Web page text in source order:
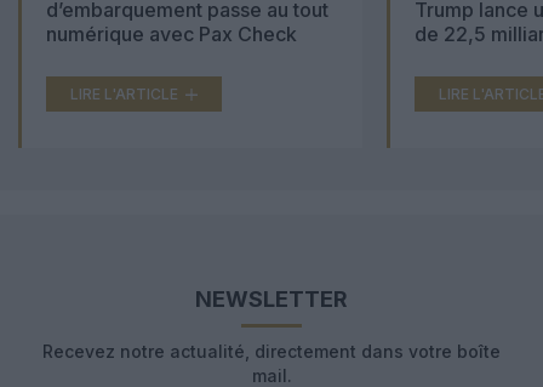
d’embarquement passe au tout
numérique avec Pax Check
LIRE L'ARTICLE
Trump lance
de 22,5
LIRE
NEWSLETTER
Recevez notre actualité, directement dans votre boîte
mail.